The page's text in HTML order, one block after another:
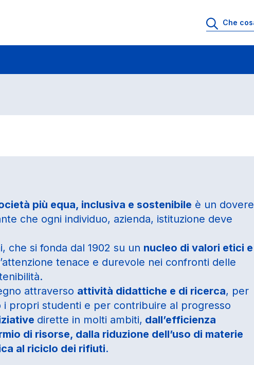
più equa, inclusiva e sostenibile è un dovere
che ogni individuo, azienda, istituzione deve
che si fonda dal 1902 su un nucleo di valori etici e
tenace e durevole nei confronti delle
attraverso attività didattiche e di ricerca, per
i propri studenti e per contribuire al progresso
dirette in molti ambiti, dall’efficienza
di risorse, dalla riduzione dell’uso di materie
al riciclo dei rifiuti.